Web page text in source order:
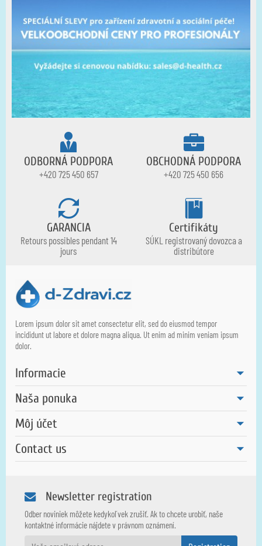
ODBORNÁ PODPORA
+420 725 450 657
OBCHODNÁ PODPORA
+420 725 450 656
GARANCIA
Retours possibles pendant 14
jours
Certifikáty
SÚKL registrovaný dovozca a
distribútore
Lorem ipsum dolor sit amet consectetur elit, sed do eiusmod tempor
incididunt ut labore et dolore magna aliqua. Ut enim ad minim veniam ipsum
dolor.
Informacie
Naša ponuka
Môj účet
Contact us
Newsletter registration
Odber noviniek môžete kedykoľvek zrušiť. Ak to chcete urobiť, naše
kontaktné informácie nájdete v právnom oznámení.